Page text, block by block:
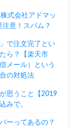
式会社アドマッ
意！スパム？
で注文完了とい
ら？【楽天市
メール）という
の対処法
思うこと【2019
みで。
ーってあるの？